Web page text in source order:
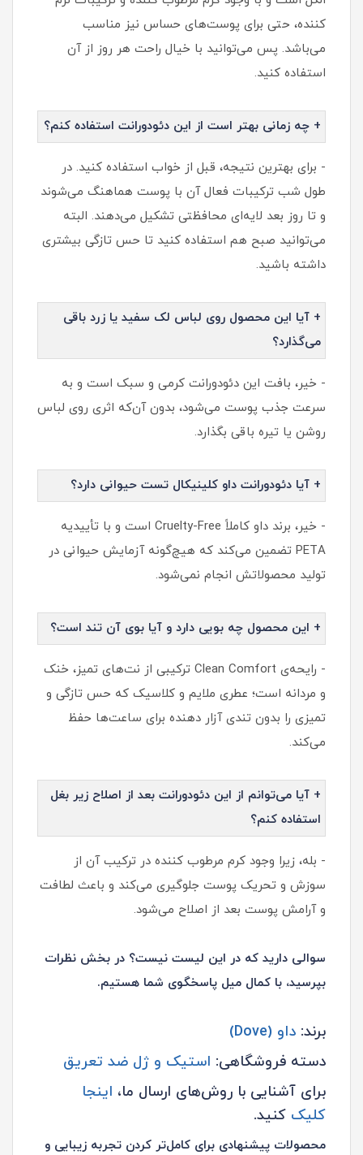
کننده، حتی برای پوست‌های حساس نیز مناسب
می‌باشد. پس می‌توانید با خیال راحت هر روز از آن
استفاده کنید.
+ چه زمانی بهتر است از این دئودورانت استفاده کنم؟
- برای بهترین نتیجه، قبل از خواب استفاده کنید. در
طول شب ترکیبات فعال آن با پوست هماهنگ می‌شوند
و تا روز بعد لایه‌ای محافظتی تشکیل می‌دهند. البته
می‌توانید صبح هم استفاده کنید تا حس تازگی بیشتری
داشته باشید.
+ آیا این محصول روی لباس لک سفید یا زرد باقی
می‌گذارد؟
- خیر، بافت این دئودورانت کرمی و سبک است و به
سرعت جذب پوست می‌شود، بدون آن‌که اثری روی لباس
روشن یا تیره باقی بگذارد.
+ آیا دئودورانت داو کلینیکال تست حیوانی دارد؟
- خیر، برند داو کاملاً Cruelty-Free است و با تأییدیه
PETA تضمین می‌کند که هیچ‌گونه آزمایش حیوانی در
تولید محصولاتش انجام نمی‌شود.
+ این محصول چه بویی دارد و آیا بوی آن تند است؟
- رایحه‌ی Clean Comfort ترکیبی از نت‌های تمیز، خنک
و مردانه است؛ عطری ملایم و کلاسیک که حس تازگی و
تمیزی را بدون تندی آزار دهنده برای ساعت‌ها حفظ
می‌کند.
+ آیا می‌توانم از این دئودورانت بعد از اصلاح زیر بغل
استفاده کنم؟
- بله، زیرا وجود کرم مرطوب‌ کننده در ترکیب آن از
سوزش و تحریک پوست جلوگیری می‌کند و باعث لطافت
و آرامش پوست بعد از اصلاح می‌شود.
سوالی دارید که در این لیست نیست؟ در بخش نظرات
بپرسید، با کمال میل پاسخگوی شما هستیم.
برند: داو (Dove)
دسته فروشگاهی: استیک و ژل ضد تعریق
برای آشنایی با روش‌های ارسال ما، اینجا
کلیک کنید.
محصولات پیشنهادی برای کامل‌تر کردن تجربه زیبایی و